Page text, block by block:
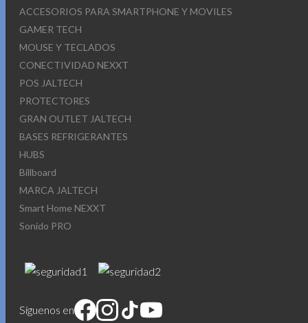
ACCESORIOS PARA SMARTPHONE Y MOVILES
GAMER TECH
MOUSE Y TECLADOS
CONECTIVIDAD NEXXT
POS JALTECH
PROTECTORES
GRAN OUTLET JALTECH
BASES REFRIGERANTES
HUBS
Billboard
MARCA JALTECH
Smart Home NEXXT
Sonido PRO
Síguenos en